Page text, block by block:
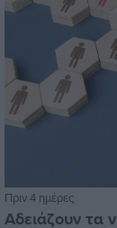
Πριν 4 ημέρες
Αδειάζουν τα